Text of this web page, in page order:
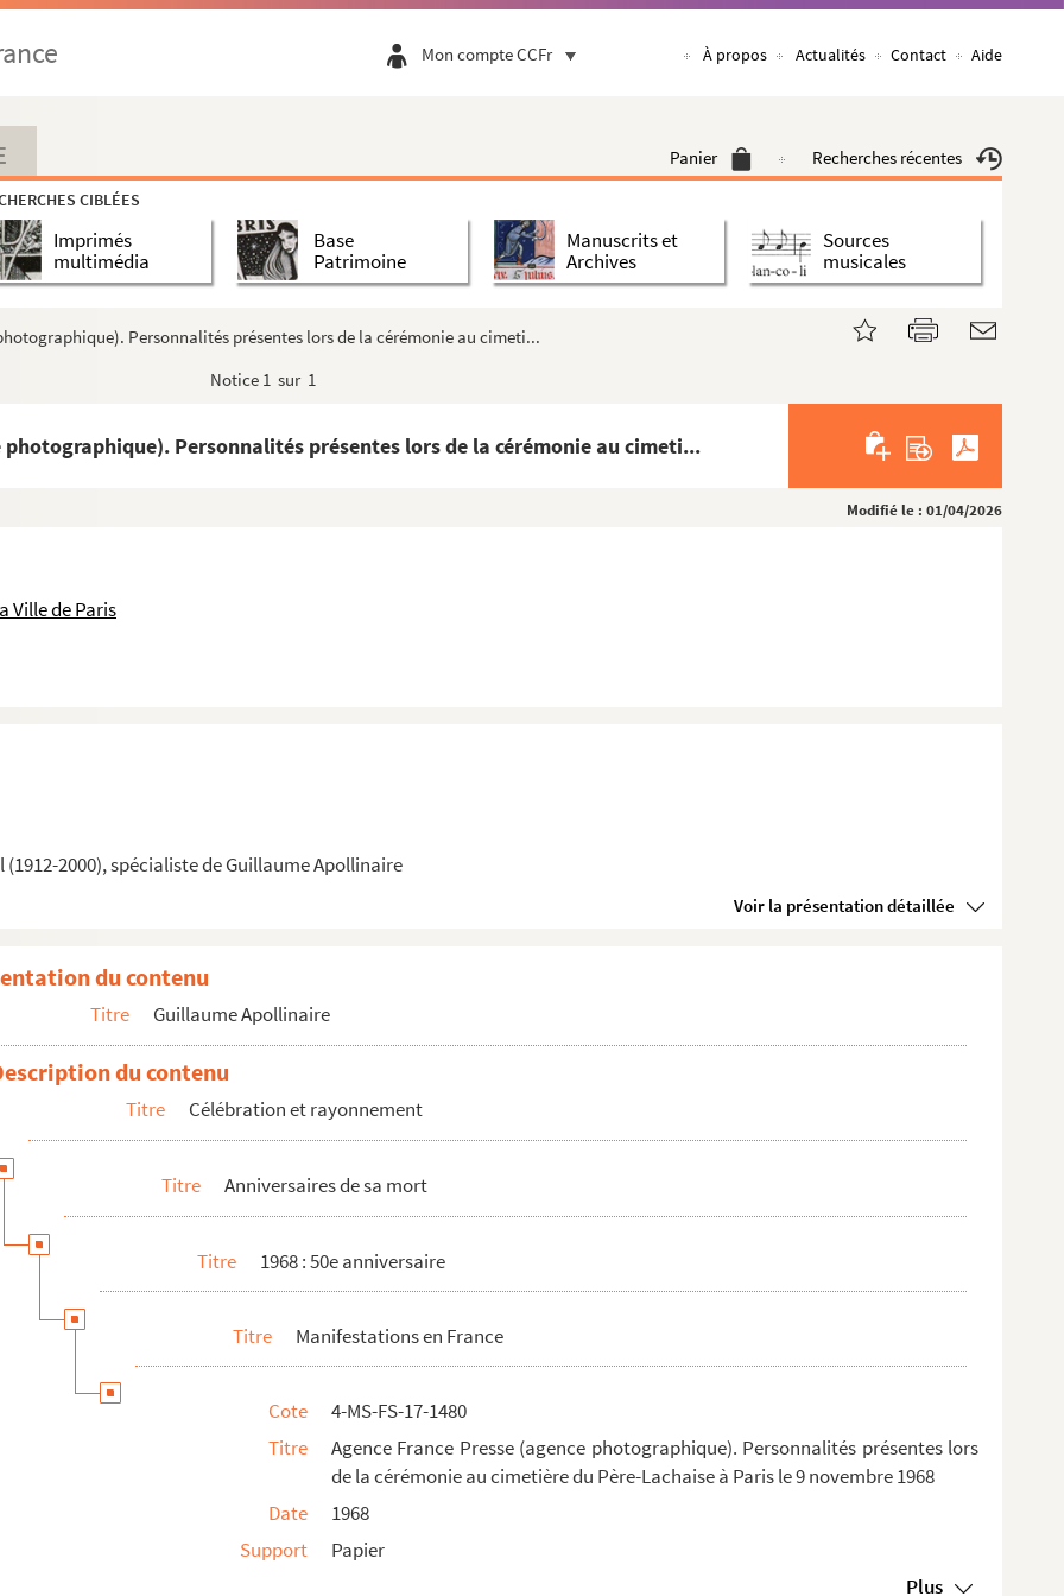
Mon compte CCFr À propos Actualités Contact Aide
Panier Recherches récentes
CIBLÉES
Imprimés
multimédia
Base
Patrimoine
Manuscrits et
Archives
Sources
musicales
Personnalités présentes lors de la cérémonie au cimeti...
Notice 1 sur 1
photographique). Personnalités présentes lors de la cérémonie au cimeti...
Modifié le : 01/04/2026
Ville de Paris
2000), spécialiste de Guillaume Apollinaire
Voir la présentation détaillée
la Patrie (1919)
Apollinaire, Serge Férat, André Salmon et Léon Deffoux lors de...
anniversaire de Guillaume Apollinaire, Paris, Les Amis de 1914
Jacqueline Apollinaire, Serge Férat, Olga Picasso et Louise Faure...
tombe de Guillaume Apollinaire au cimetière du Père-Lachaise, 9 n...
Apollinaire
photographique). Personnalités présentes lors de la cérémonie au cimeti...
France-culture et France-musique, 1968
50 ans après", Télévision française, 2e chaine, 1968
1968
sur la tombe de Guillaume Apollinaire au cimetière du Père-Lachais...
du contenu
Titre Guillaume Apollinaire
du contenu
Titre Célébration et rayonnement
Titre Anniversaires de sa mort
Titre 1968 : 50e anniversaire
Titre Manifestations en France
Cote
4-MS-FS-17-1480
Titre
Agence France Presse (agence photographique). Personnalités présentes lors
de la cérémonie au cimetière du Père-Lachaise à Paris le 9 novembre 1968
Date
1968
Support
Papier
Plus